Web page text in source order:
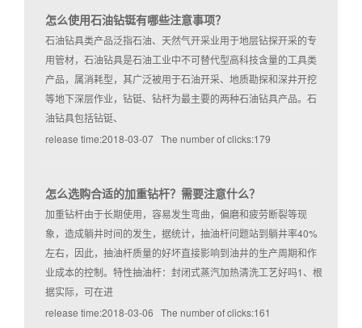
怎么使用石油钻铤有哪些注意事项？
石油钻具类产品泛指石油、天然气开采业用于地层钻探开采的专
用管材，石油钻具是石油工业中不可替代型高科技含量的工具类
产品，属消耗型，其广泛被用于石油开采、地质勘探和深井开挖
等地下深层作业，钻铤、钻杆为最主要的两种石油钻具产品。石
油钻具包括钻铤、
release time:2018-03-07 The number of clicks:179
怎么选购合适的加重钻杆？需要注意什么？
加重钻杆由于长期使用，容易发生弯曲，偏磨和疲劳断裂等现
象，造成躺井时间的发生，据统计，抽油杆问题站到躺井率40%
左右，因此，抽油杆质量的好坏直接影响到油井的生产周期和作
业成本的控制。特性抽油杆：封闭式蒸汽加热清洗工艺好吗1、根
据实际，可在进
release time:2018-03-06 The number of clicks:161